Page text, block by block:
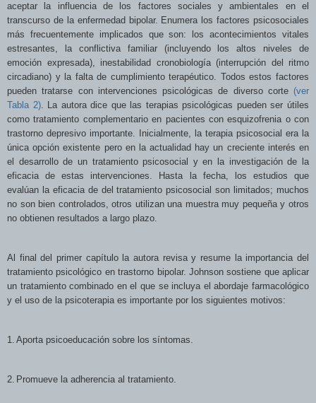
aceptar la influencia de los factores sociales y ambientales en el
transcurso de la enfermedad bipolar. Enumera los factores psicosociales
más frecuentemente implicados que son: los acontecimientos vitales
estresantes, la conflictiva familiar (incluyendo los altos niveles de
emoción expresada), inestabilidad cronobiología (interrupción del ritmo
circadiano) y la falta de cumplimiento terapéutico. Todos estos factores
pueden tratarse con intervenciones psicológicas de diverso corte (ver
Tabla 2). La autora dice que las terapias psicológicas pueden ser útiles
como tratamiento complementario en pacientes con esquizofrenia o con
trastorno depresivo importante. Inicialmente, la terapia psicosocial era la
única opción existente pero en la actualidad hay un creciente interés en
el desarrollo de un tratamiento psicosocial y en la investigación de la
eficacia de estas intervenciones. Hasta la fecha, los estudios que
evalúan la eficacia de del tratamiento psicosocial son limitados; muchos
no son bien controlados, otros utilizan una muestra muy pequeña y otros
no obtienen resultados a largo plazo.
Al final del primer capítulo la autora revisa y resume la importancia del
tratamiento psicológico en trastorno bipolar. Johnson sostiene que aplicar
un tratamiento combinado en el que se incluya el abordaje farmacológico
y el uso de la psicoterapia es importante por los siguientes motivos:
1. Aporta psicoeducación sobre los síntomas.
2. Promueve la adherencia al tratamiento.